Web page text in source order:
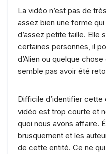
La vidéo n’est pas de
assez bien une forme
d’assez petite taille. Elle
certaines personnes, il
d’Alien ou quelque
semble pas avoir été
Difficile d’identifier cette
vidéo est trop courte et
quoi nous avons affaire.
brusquement et les
de cette entité. Ce ne